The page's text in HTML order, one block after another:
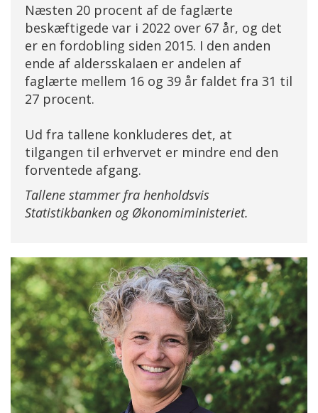
Næsten 20 procent af de faglærte
beskæftigede var i 2022 over 67 år, og det
er en fordobling siden 2015. I den anden
ende af aldersskalaen er andelen af
faglærte mellem 16 og 39 år faldet fra 31 til
27 procent.
Ud fra tallene konkluderes det, at
tilgangen til erhvervet er mindre end den
forventede afgang.
Tallene stammer fra henholdsvis
Statistikbanken og Økonomiministeriet.